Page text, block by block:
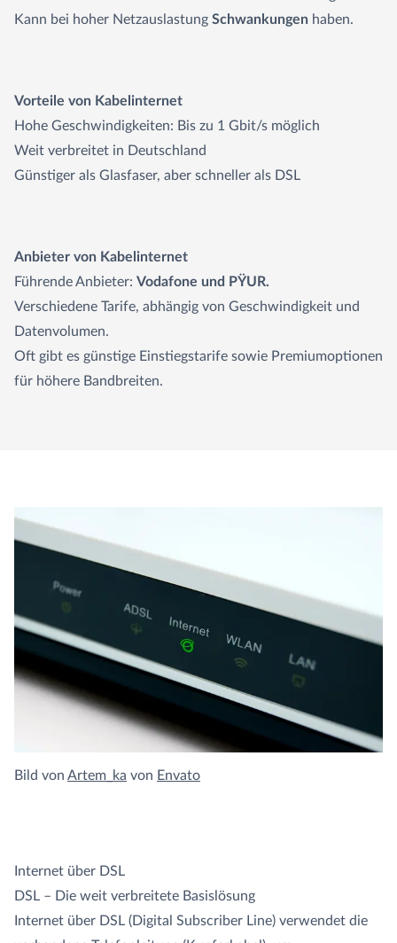
Kann bei hoher Netzauslastung Schwankungen haben.
Vorteile von Kabelinternet
Hohe Geschwindigkeiten: Bis zu 1 Gbit/s möglich
Weit verbreitet in Deutschland
Günstiger als Glasfaser, aber schneller als DSL
Anbieter von Kabelinternet
Führende Anbieter: Vodafone und PŸUR.
Verschiedene Tarife, abhängig von Geschwindigkeit und
Datenvolumen.
Oft gibt es günstige Einstiegstarife sowie Premiumoptionen
für höhere Bandbreiten.
Internet über DSL
DSL – Die weit verbreitete Basislösung
Internet über DSL (Digital Subscriber Line) verwendet die
Bild von Artem_ka von Envato